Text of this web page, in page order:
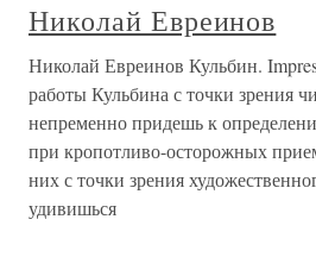
Николай Евреинов
Николай Евреинов Кульбин.
работы Кульбина с точки зрения
непременно придешь к
при кропотливо-осторожных
них с точки зрения
удивишься